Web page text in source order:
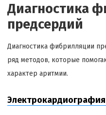
Диагностика
предсердий
Диагностика фибрилляции
ряд методов, которые
характер аритмии.